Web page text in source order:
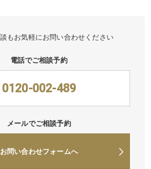
もお気軽にお問い合わせください
電話でご相談予約
0120-002-489
メールでご相談予約
お問い合わせフォームへ